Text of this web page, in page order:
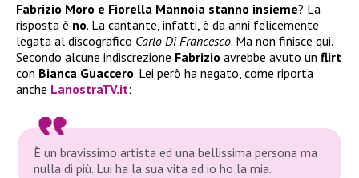
Fabrizio Moro e Fiorella Mannoia stanno insieme? La
risposta è no. La cantante, infatti, è da anni felicemente
legata al discografico Carlo Di Francesco. Ma non finisce qui.
Secondo alcune indiscrezione Fabrizio avrebbe avuto un flirt
con Bianca Guaccero. Lei però ha negato, come riporta
anche LanostraTV.it:
È un bravissimo artista ed una bellissima persona ma
nulla di più. Lui ha la sua vita ed io ho la mia.